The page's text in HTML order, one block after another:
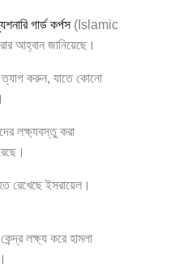
গার্ড কর্পস(Islamic
আহ্বান জানিয়েছে।
ত্যাগ করুন, যাতে কোনো
লক্ষ্যবস্তু করা
রেখেছে ইসরায়েল।
লক্ষ্য করে হামলা